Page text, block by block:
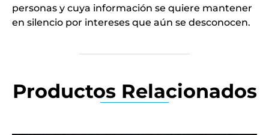
personas y cuya información se quiere mantener
en silencio por intereses que aún se desconocen.
Productos Relacionados